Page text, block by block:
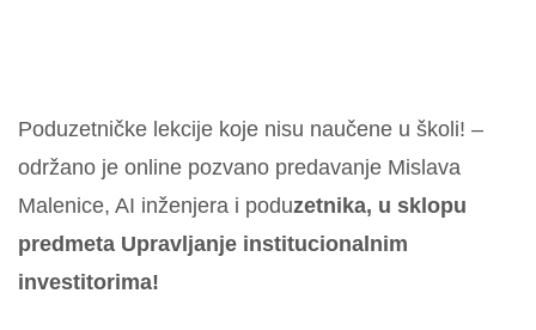
Poduzetničke lekcije koje nisu naučene u školi! –
održano je online pozvano predavanje Mislava
Malenice, AI inženjera i poduzetnika, u sklopu
predmeta Upravljanje institucionalnim
investitorima!